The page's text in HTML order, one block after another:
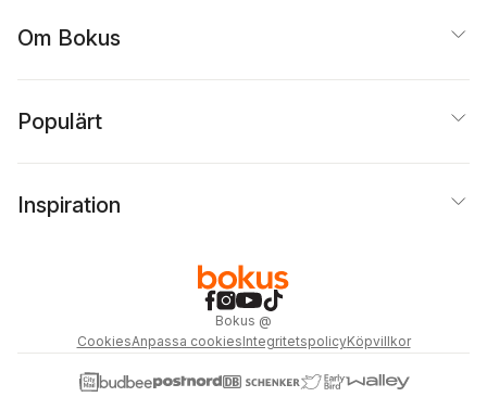
Om Bokus
Populärt
Inspiration
Bokus @
CookiesAnpassa cookiesIntegritetspolicyKöpvillkor